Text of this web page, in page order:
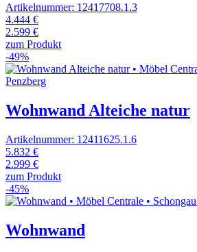
Artikelnummer: 12417708.1.3
4.444 €
2.599 €
zum Produkt
-49%
Wohnwand Alteiche natur
Artikelnummer: 12411625.1.6
5.832 €
2.999 €
zum Produkt
-45%
Wohnwand